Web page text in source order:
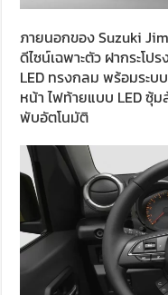
ภายนอกของ Suzuki
ดีไซน์เฉพาะตัว ฝากระโ
LED ทรงกลม พร้อมระบ
หน้า ไฟท้ายแบบ LED ซุ้
พับอัตโนมัติ